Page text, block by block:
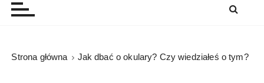
Strona główna Jak dbać o okulary? Czy wiedziałeś o tym?